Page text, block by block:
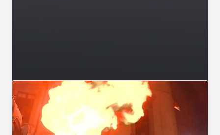
Városunk
Hamarosan ismét Eger Advent! – VIDEÓ